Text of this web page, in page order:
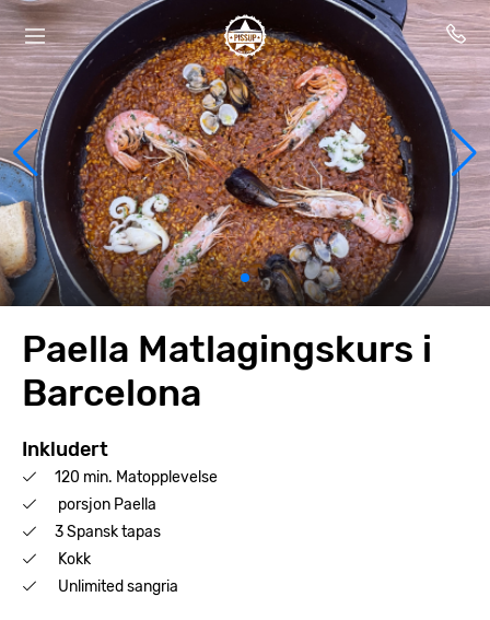
Paella Matlagingskurs i
Barcelona
Inkludert
120 min. Matopplevelse
porsjon Paella
3 Spansk tapas
Kokk
Unlimited sangria